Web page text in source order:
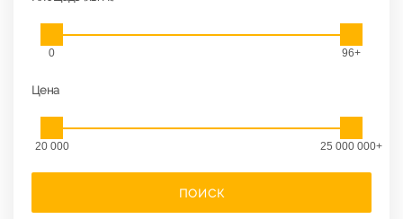
0 96+
Цена
20 000 25 000 000+
ПОИСК